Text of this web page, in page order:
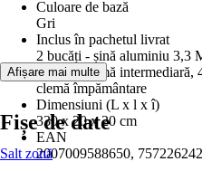
Culoare de bază
Gri
Inclus în pachetul livrat
2 bucăți - șină aluminiu 3,3
bucăți - clemă intermediară,
clemă împământare
Dimensiuni (L x l x î)
330 x 20 x 20 cm
EAN
2007009588650,
Afișare mai multe
Fișe de date
Salt zonă